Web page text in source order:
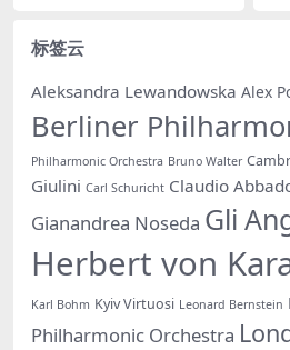
标签云
Aleksandra Lewandowska Alex
Berliner
Philharmonic Orchestra Bruno Walter
Giulini Carl Schuricht Claudio
Gianandrea Noseda Gli
Herbert von
Karl Bohm Kyiv Virtuosi Leonard Bernstein
Philharmonic Orchestra